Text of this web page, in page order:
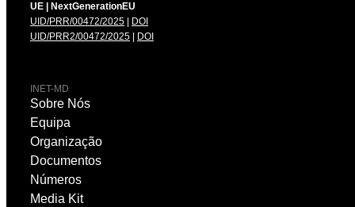
UE | NextGenerationEU
UID/PRR/00472/2025
DOI
UID/PRR2/00472/2025
DOI
INET-MD
Sobre Nós
Equipa
Organização
Documentos
Números
Media Kit